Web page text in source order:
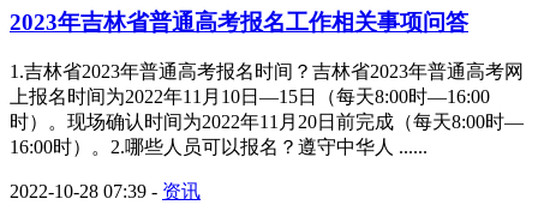
2023年吉林省普通高考报名工作相关事项问答
1.吉林省2023年普通高考报名时间？吉林省2023年普通高考网
上报名时间为2022年11月10日—15日（每天8:00时—16:00
时）。现场确认时间为2022年11月20日前完成（每天8:00时—
16:00时）。2.哪些人员可以报名？遵守中华人 ......
2022-10-28 07:39 - 资讯